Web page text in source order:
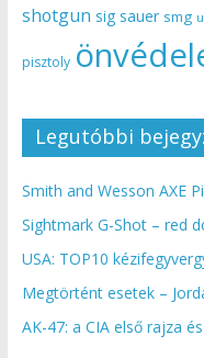
shotgun sig sauer smg
pisztoly
Legutóbbi
Smith and Wesson AXE
Sightmark G-Shot – red
USA: TOP10
Megtörtént esetek –
AK-47: a CIA első rajza